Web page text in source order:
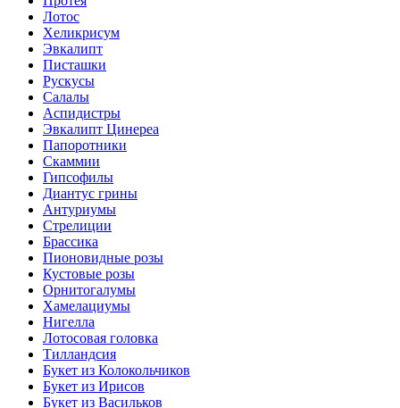
Лотос
Хеликрисум
Эвкалипт
Писташки
Рускусы
Салалы
Аспидистры
Эвкалипт Цинереа
Папоротники
Скаммии
Гипсофилы
Диантус грины
Антуриумы
Стрелиции
Брассика
Пионовидные розы
Кустовые розы
Орнитогалумы
Хамелациумы
Нигелла
Лотосовая головка
Тилландсия
Букет из Колокольчиков
Букет из Ирисов
Букет из Васильков